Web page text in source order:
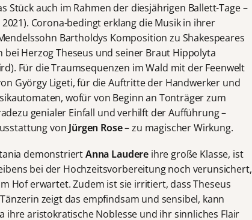
Stück auch im Rahmen der diesjährigen Ballett-Tage –
Corona-bedingt erklang die Musik in ihrer
Bartholdys Komposition zu Shakespeares
bei Herzog Theseus und seiner Braut Hippolyta
Für die Traumsequenzen im Wald mit der Feenwelt
György Ligeti, für die Auftritte der Handwerker und
wofür von Beginn an Tonträger zum
genialer Einfall und verhilft der Aufführung –
von Jürgen Rose– zu magischer Wirkung.
demonstriertAnna Laudere ihre große Klasse, ist
bei der Hochzeitsvorbereitung noch verunsichert,
Hof erwartet. Zudem ist sie irritiert, dass Theseus
zeigt das empfindsam und sensibel, kann
ihre aristokratische Noblesse und ihr sinnliches Flair